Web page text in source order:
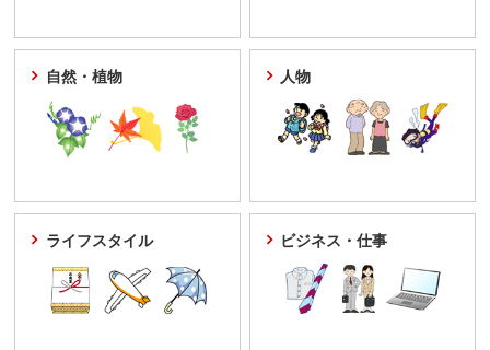
自然・植物 人物
ライフスタイル ビジネス・仕事